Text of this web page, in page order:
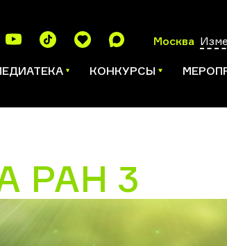
Москва
КОНКУРСЫ
РАН 3